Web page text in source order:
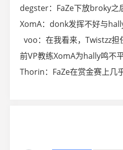
voo：在我看来，Twistzz担